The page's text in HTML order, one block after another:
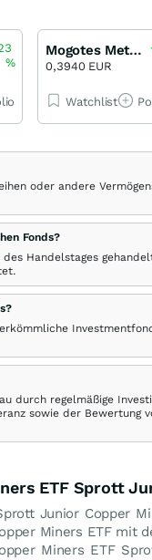
%
Mogotes Metals
0,3940 EUR
Watchlist
oder andere
Fonds?
Handelstages
durch regelmäßige
sowie der Bewertung
ETF Sprott
Junior Copper
Miners ETF mit
Miners ETF